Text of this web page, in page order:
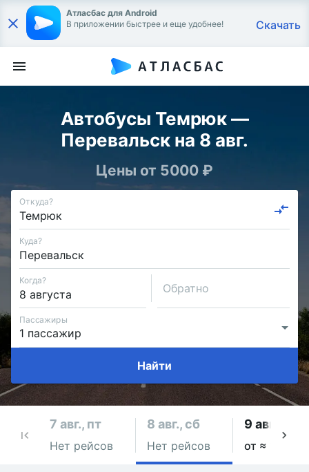
Атласбас для Android
В приложении быстрее и еще удобнее!
Скачать
Автобусы Темрюк —
Перевальск на 8 авг.
Цены от 5000 ₽
Откуда?
Куда?
Когда?
Обратно
Пассажиры
Найти
7 авг., пт
Нет рейсов
8 авг., сб
Нет рейсов
9 авг., вс
от ≈ 180.77